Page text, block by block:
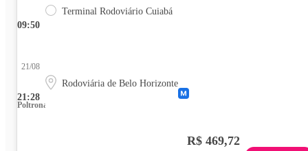
09:50
Terminal Rodoviário Cuiabá
21:28
21/08
Rodoviária de Belo Horizonte
Poltrona
R$ 469,72